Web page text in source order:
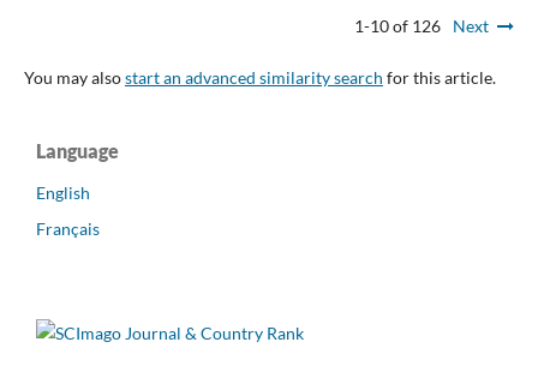
1-10 of 126 Next
You may alsostart an advanced similarity search for this article.
Language
English
Français